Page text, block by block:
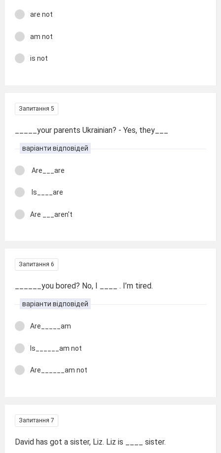
are not
am not
is not
Запитання 5
_____your parents Ukrainian? - Yes, they___
варіанти відповідей
Are___are
Is____are
Are ___aren't
Запитання 6
______you bored? No, I ____ . I’m tired.
варіанти відповідей
Are_____am
Is______am not
Are______am not
Запитання 7
David has got a sister, Liz. Liz is ____ sister.